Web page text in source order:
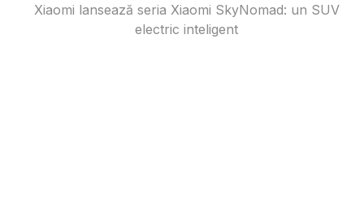
Xiaomi lansează seria Xiaomi SkyNomad: un SUV
electric inteligent